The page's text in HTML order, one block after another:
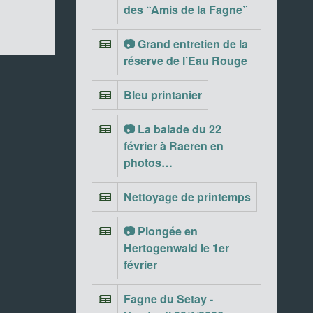
des “Amis de la Fagne”
📷 Grand entretien de la
réserve de l’Eau Rouge
Bleu printanier
📷 La balade du 22
février à Raeren en
photos…
Nettoyage de printemps
📷 Plongée en
Hertogenwald le 1er
février
Fagne du Setay -